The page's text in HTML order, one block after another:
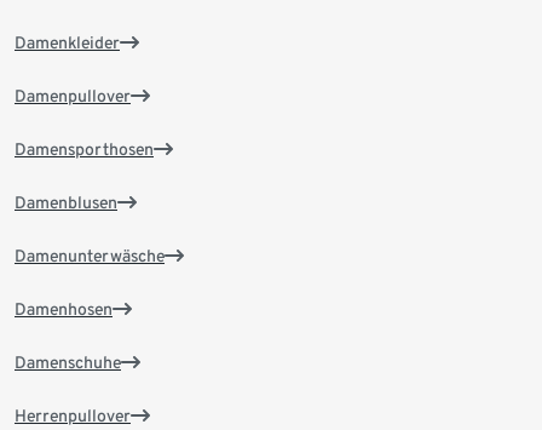
Damenkleider
Damenpullover
Damensporthosen
Damenblusen
Damenunterwäsche
Damenhosen
Damenschuhe
Herrenpullover